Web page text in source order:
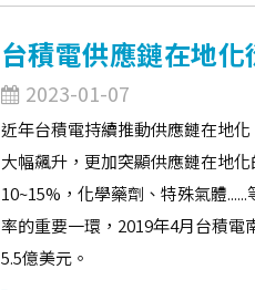
台積電供應鏈在地
2023-01-07
近年台積電持續推動供應鏈在地
大幅飆升，更加突顯供應鏈在地
10~15%，化學藥劑、特殊氣體
率的重要一環，2019年4月台積
5.5億美元。